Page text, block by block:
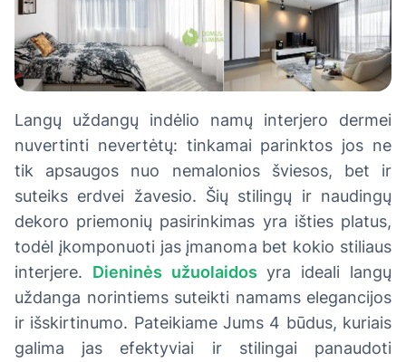
Langų uždangų indėlio namų interjero dermei
nuvertinti nevertėtų: tinkamai parinktos jos ne
tik apsaugos nuo nemalonios šviesos, bet ir
suteiks erdvei žavesio. Šių stilingų ir naudingų
dekoro priemonių pasirinkimas yra išties platus,
todėl įkomponuoti jas įmanoma bet kokio stiliaus
interjere. Dieninės užuolaidos yra ideali langų
uždanga norintiems suteikti namams elegancijos
ir išskirtinumo. Pateikiame Jums 4 būdus, kuriais
galima jas efektyviai ir stilingai panaudoti